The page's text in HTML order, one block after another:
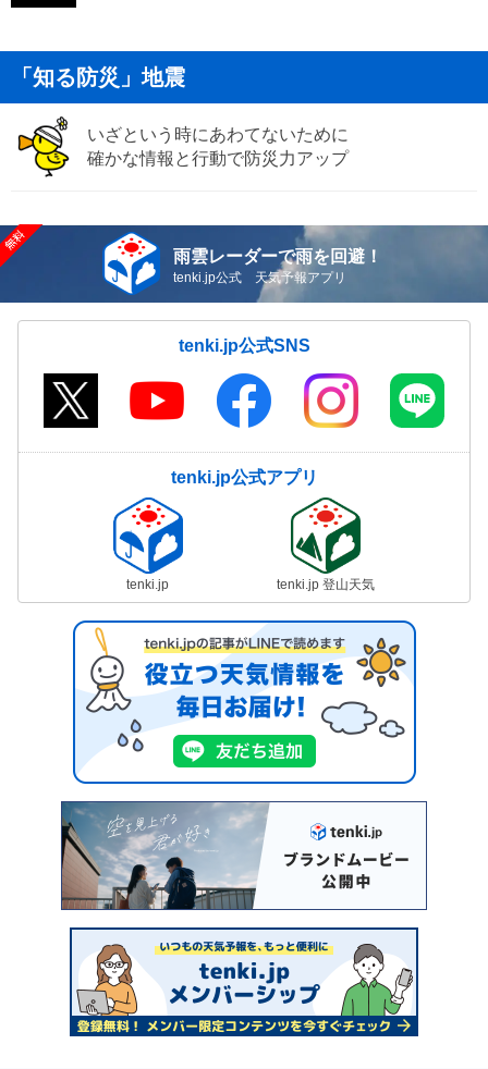
「知る防災」地震
いざという時にあわてないために
確かな情報と行動で防災力アップ
雨雲レーダーで雨を回避！
tenki.jp公式 天気予報アプリ
tenki.jp公式SNS
tenki.jp公式アプリ
tenki.jp tenki.jp 登山天気